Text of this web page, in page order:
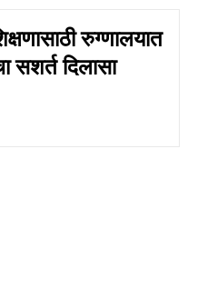
रुग्णालयात
सशर्त दिलासा